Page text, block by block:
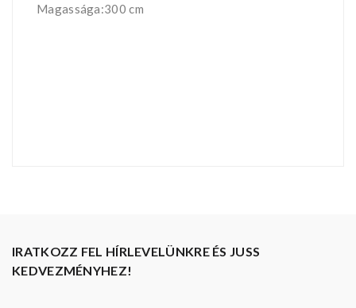
Magassága:300 cm
IRATKOZZ FEL HÍRLEVELÜNKRE ÉS JUSS
KEDVEZMÉNYHEZ!